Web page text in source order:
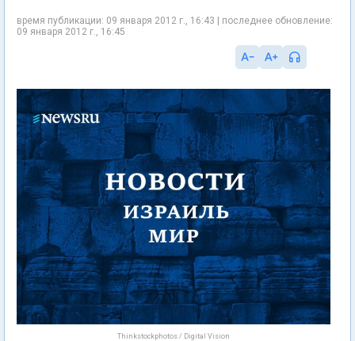
время публикации: 09 января 2012 г., 16:43 | последнее обновление:
09 января 2012 г., 16:45
Thinkstockphotos / Digital Vision